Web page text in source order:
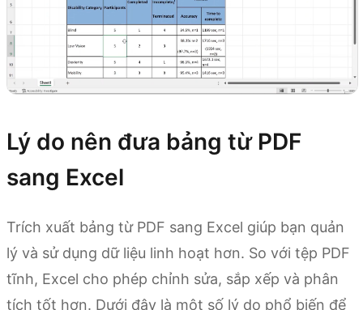
Lý do nên đưa bảng từ PDF
sang Excel
Trích xuất bảng từ PDF sang Excel giúp bạn quản
lý và sử dụng dữ liệu linh hoạt hơn. So với tệp PDF
tĩnh, Excel cho phép chỉnh sửa, sắp xếp và phân
tích tốt hơn. Dưới đây là một số lý do phổ biến để